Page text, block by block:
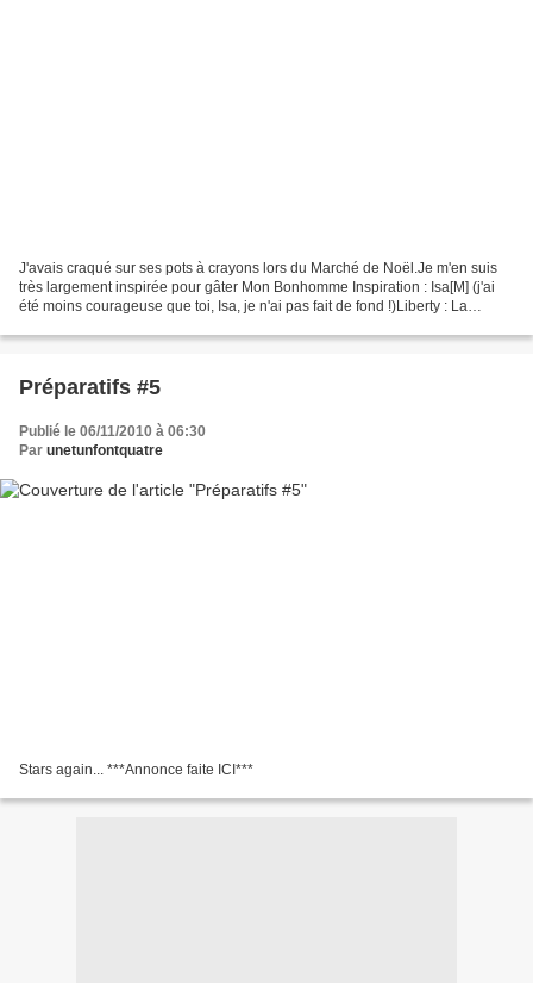
J'avais craqué sur ses pots à crayons lors du Marché de Noël.Je m'en suis
très largement inspirée pour gâter Mon Bonhomme Inspiration : Isa[M] (j'ai
été moins courageuse que toi, Isa, je n'ai pas fait de fond !)Liberty : La
Préparatifs #5
Publié le 06/11/2010 à 06:30
Par unetunfontquatre
Stars again... ***Annonce faite ICI***